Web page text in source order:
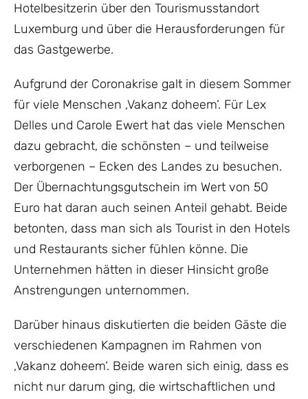
Hotelbesitzerin über den Tourismusstandort
Luxemburg und über die Herausforderungen für
das Gastgewerbe.
Aufgrund der Coronakrise galt in diesem Sommer
für viele Menschen ‚Vakanz doheem‘. Für Lex
Delles und Carole Ewert hat das viele Menschen
dazu gebracht, die schönsten – und teilweise
verborgenen – Ecken des Landes zu besuchen.
Der Übernachtungsgutschein im Wert von 50
Euro hat daran auch seinen Anteil gehabt. Beide
betonten, dass man sich als Tourist in den Hotels
und Restaurants sicher fühlen könne. Die
Unternehmen hätten in dieser Hinsicht große
Anstrengungen unternommen.
Darüber hinaus diskutierten die beiden Gäste die
verschiedenen Kampagnen im Rahmen von
‚Vakanz doheem‘. Beide waren sich einig, dass es
nicht nur darum ging, die wirtschaftlichen und